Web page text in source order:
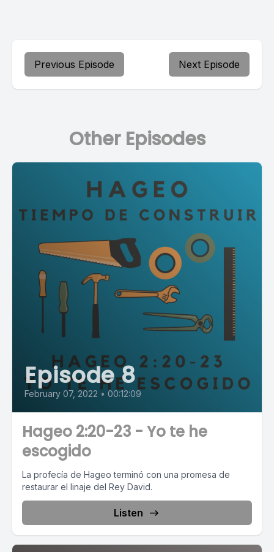
Previous Episode Next Episode
Other Episodes
Episode 8
February 07, 2022 • 00:12:09
Hageo 2:20-23 - Yo te he
escogido
La profecía de Hageo terminó con una promesa de
restaurar el linaje del Rey David.
Listen